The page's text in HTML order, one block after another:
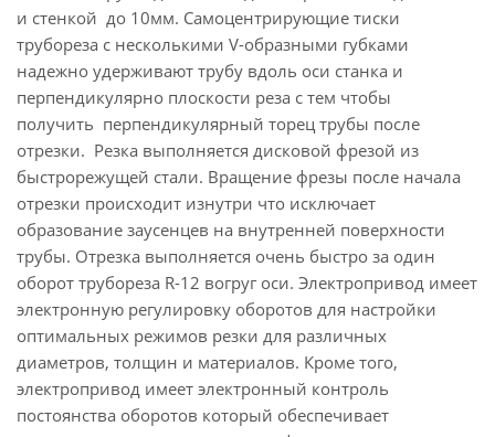
и стенкой до 10мм. Самоцентрирующие тиски
трубореза с несколькими V-образными губками
надежно удерживают трубу вдоль оси станка и
перпендикулярно плоскости реза с тем чтобы
получить перпендикулярный торец трубы после
отрезки. Резка выполняется дисковой фрезой из
быстрорежущей стали. Вращение фрезы после начала
отрезки происходит изнутри что исключает
образование заусенцев на внутренней поверхности
трубы. Отрезка выполняется очень быстро за один
оборот трубореза R-12 вогруг оси. Электропривод имеет
электронную регулировку оборотов для настройки
оптимальных режимов резки для различных
диаметров, толщин и материалов. Кроме того,
электропривод имеет электронный контроль
постоянства оборотов который обеспечивает